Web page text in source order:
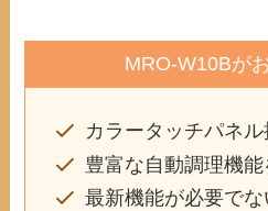
MRO-W10Bが
カラータッチパネ
豊富な自動調理機能
最新機能が必要でな